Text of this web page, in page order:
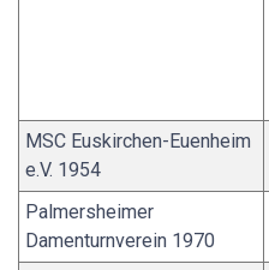
MSC Euskirchen-Euenheim
e.V. 1954
Palmersheimer
Damenturnverein 1970